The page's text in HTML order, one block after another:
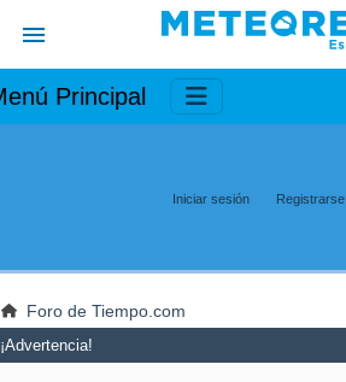
Principal
Iniciar sesión Registrarse
Foro de Tiempo.com
¡Advertencia!